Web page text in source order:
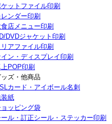
ットファイル印刷
レンダー印刷
店メニュー印刷
DVDジャケット印刷
リアファイル印刷
ン・ディスプレイ印刷
POP印刷
ッズ・他商品
カード・アイボール名刺
紙
ョッピング袋
ール・訂正シール・ステッカー印刷